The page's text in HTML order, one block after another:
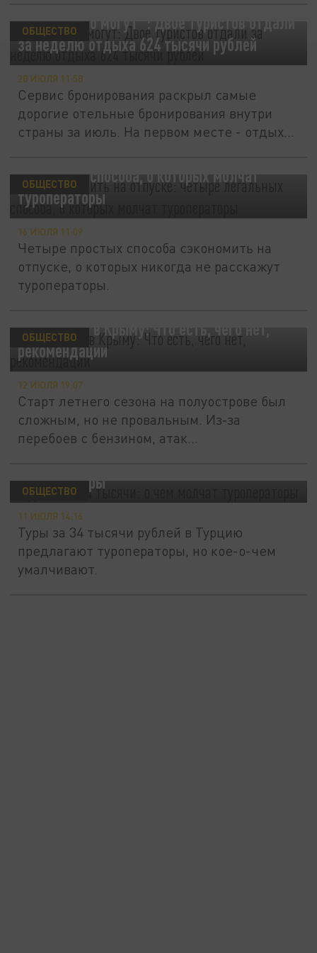
"Потому что могут": Двое туристов отдали
за неделю отдыха 624 тысячи рублей
ОБЩЕСТВО
28 ИЮЛЯ 11:58
Сервис бронирования раскрыл самые
дорогие отельные бронирования внутри
страны за июль. На первом месте - отдых...
легальных способа, о которых молчат
туроператоры
ОБЩЕСТВО
16 ИЮЛЯ 11:09
Четыре простых способа сэкономить на
отпуске, о которых никогда не расскажут
туроператоры.
Обстановка в Крыму: Что есть, чего нет,
рекомендации
ОБЩЕСТВО
12 ИЮЛЯ 19:07
Старт летнего сезона на полуострове был
сложным, но не провальным. Из‑за
перебоев с бензином, атак...
туроператоры
ОБЩЕСТВО
11 ИЮЛЯ 14:16
Туры за 34 тысячи рублей в Турцию
предлагают туроператоры, но кое-о-чем
умалчивают.